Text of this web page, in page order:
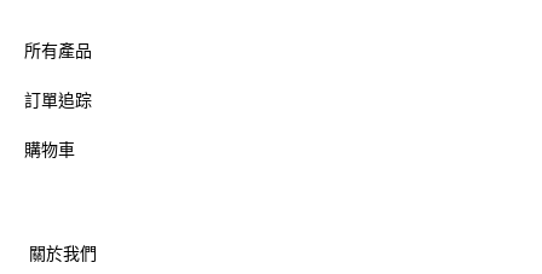
所有產品
訂單追踪
購物車
關於我們